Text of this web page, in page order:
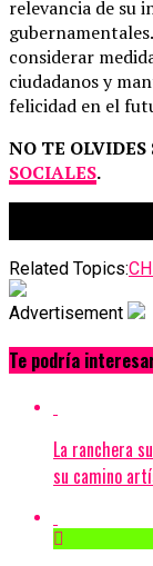
relevancia de su
considerar
ciudadanos y
felicidad en el
NO TE OLVIDES
SOCIALES.
Related Topics:
Advertisement
Te podría
La ranchera
su camino